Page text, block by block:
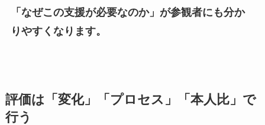
「なぜこの支援が必要なのか」が参観者にも分か
りやすくなります。
評価は「変化」「プロセス」「本人比」で
行う